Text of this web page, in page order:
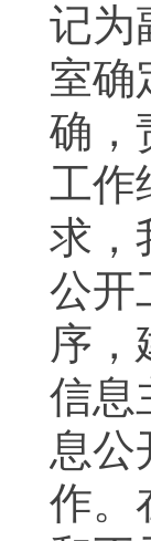
记为
室确
确，
工作
求，
公开
序，
信息
息公
作。